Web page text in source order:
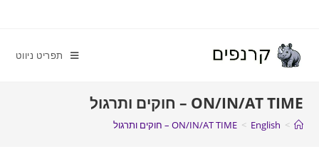
תפריט ניווט
ON/IN/AT TIME – חוקים ותרגול
>
English
> ON/IN/AT TIME – חוקים ותרגול